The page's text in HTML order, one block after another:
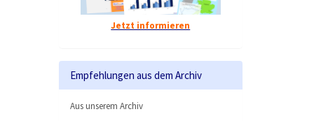
Jetzt informieren
Empfehlungen aus dem Archiv
Aus unserem Archiv